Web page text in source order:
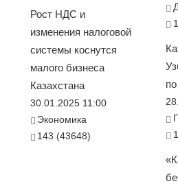
Рост НДС и
изменения налоговой
системы коснутся
малого бизнеса
Казахстана
30.01.2025 11:00
Экономика
143 (43648)